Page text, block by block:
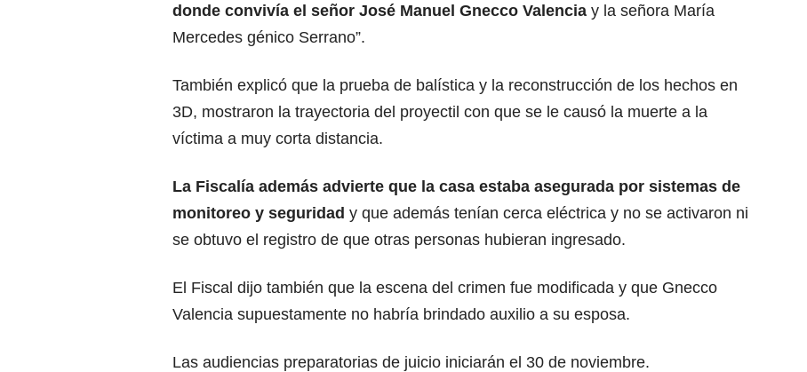
donde convivía el señor José Manuel Gnecco Valencia y la señora María
Mercedes génico Serrano”.
También explicó que la prueba de balística y la reconstrucción de los hechos en
3D, mostraron la trayectoria del proyectil con que se le causó la muerte a la
víctima a muy corta distancia.
La Fiscalía además advierte que la casa estaba asegurada por sistemas de
monitoreo y seguridad y que además tenían cerca eléctrica y no se activaron ni
se obtuvo el registro de que otras personas hubieran ingresado.
El Fiscal dijo también que la escena del crimen fue modificada y que Gnecco
Valencia supuestamente no habría brindado auxilio a su esposa.
Las audiencias preparatorias de juicio iniciarán el 30 de noviembre.